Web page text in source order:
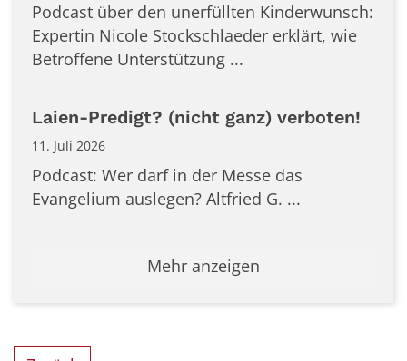
Podcast über den unerfüllten Kinderwunsch:
Expertin Nicole Stockschlaeder erklärt, wie
Betroffene Unterstützung ...
Laien-Predigt? (nicht ganz) verboten!
11. Juli 2026
Podcast: Wer darf in der Messe das
Evangelium auslegen? Altfried G. ...
Mehr anzeigen